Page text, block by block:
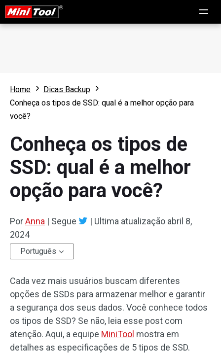
Home
Dicas Backup
Conheça os tipos de SSD: qual é a melhor opção para
você?
Conheça os tipos de
SSD: qual é a melhor
opção para você?
PorAnna | Segue | Ultima atualização abril 8,
2024
Português
Cada vez mais usuários buscam diferentes
opções de SSDs para armazenar melhor e garantir
a segurança dos seus dados. Você conhece todos
os tipos de SSD? Se não, leia esse post com
atenção. Aqui, a equipe MiniTool mostra em
detalhes as especificações de 5 tipos de SSD.